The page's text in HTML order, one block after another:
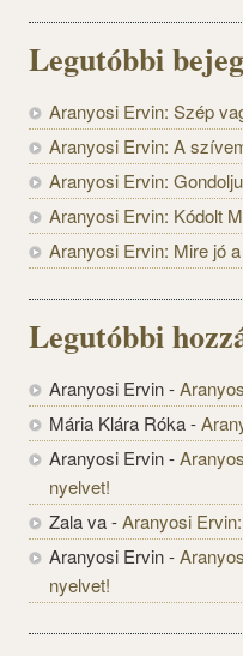
Legutóbbi
Aranyosi Ervin: Szép
Aranyosi Ervin: A
Aranyosi Ervin:
Aranyosi Ervin: Kódolt
Aranyosi Ervin: Mire jó
Legutóbbi
Aranyosi Ervin-
Mária Klára Róka-
Aranyosi Ervin-
nyelvet!
Zala va-Aranyosi
Aranyosi Ervin-
nyelvet!